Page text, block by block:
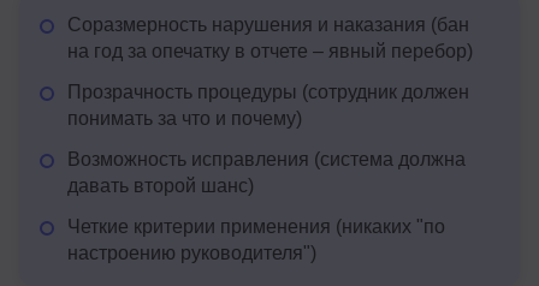
Соразмерность нарушения и наказания (бан
на год за опечатку в отчете – явный перебор)
Прозрачность процедуры (сотрудник должен
понимать за что и почему)
Возможность исправления (система должна
давать второй шанс)
Четкие критерии применения (никаких "по
настроению руководителя")